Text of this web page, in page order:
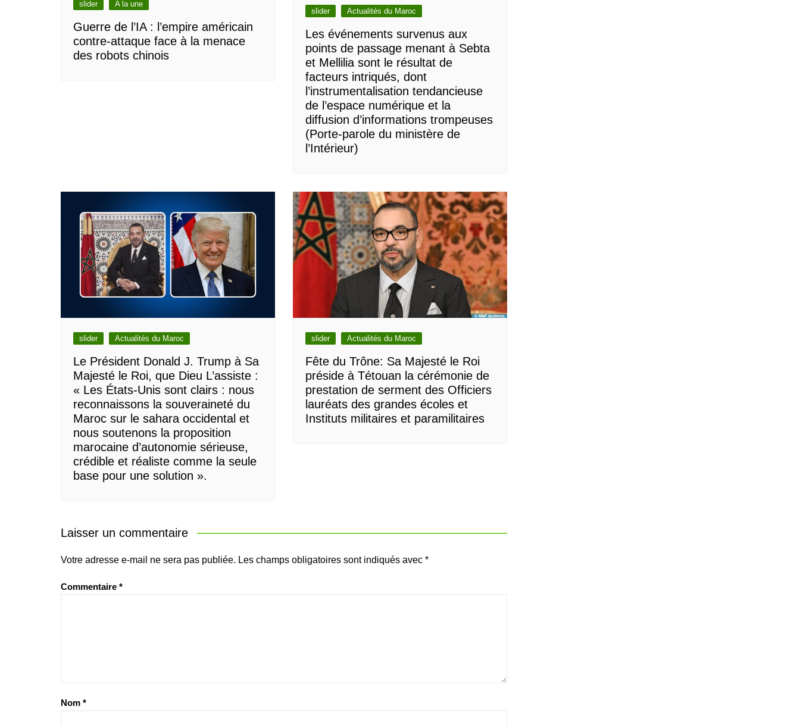
slider A la une
Guerre de l’IA : l’empire américain
contre-attaque face à la menace
des robots chinois
slider Actualités du Maroc
Les événements survenus aux
points de passage menant à Sebta
et Mellilia sont le résultat de
facteurs intriqués, dont
l’instrumentalisation tendancieuse
de l’espace numérique et la
diffusion d’informations trompeuses
(Porte-parole du ministère de
l’Intérieur)
slider Actualités du Maroc
Le Président Donald J. Trump à Sa
Majesté le Roi, que Dieu L’assiste :
« Les États-Unis sont clairs : nous
reconnaissons la souveraineté du
Maroc sur le sahara occidental et
nous soutenons la proposition
marocaine d’autonomie sérieuse,
crédible et réaliste comme la seule
base pour une solution ».
slider Actualités du Maroc
Fête du Trône: Sa Majesté le Roi
préside à Tétouan la cérémonie de
prestation de serment des Officiers
lauréats des grandes écoles et
Instituts militaires et paramilitaires
Laisser un commentaire
Votre adresse e-mail ne sera pas publiée. Les champs obligatoires sont indiqués avec *
Commentaire *
Nom *